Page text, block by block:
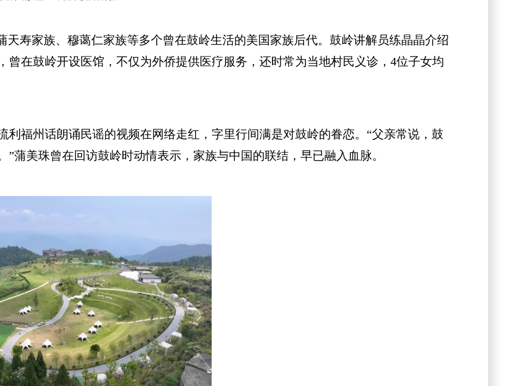
寿家族、穆蔼仁家族等多个曾在鼓岭生活的美国家族后代。鼓岭讲解员练晶晶介绍
曾在鼓岭开设医馆，不仅为外侨提供医疗服务，还时常为当地村民义诊，4位子女均
福州话朗诵民谣的视频在网络走红，字里行间满是对鼓岭的眷恋。“父亲常说，鼓
蒲美珠曾在回访鼓岭时动情表示，家族与中国的联结，早已融入血脉。